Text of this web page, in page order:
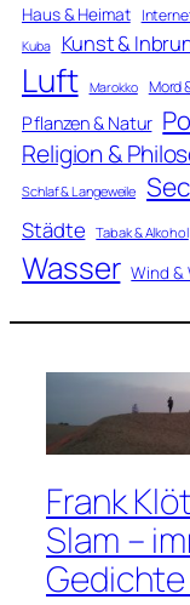
Haus & Heimat
Kuba Kunst &
Luft Marokko Mord
Pflanzen & Natur
Religion &
Schlaf & Langeweile
Städte Tabak & Alkohol
Wasser Wind &
Frank
Slam –